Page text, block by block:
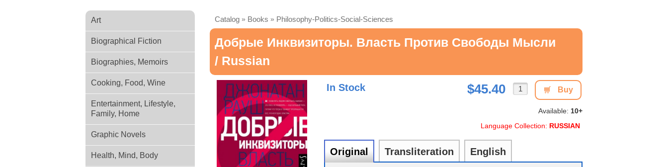
Art
Biographical Fiction
Biographies, Memoirs
Cooking, Food, Wine
Entertainment, Lifestyle,
Family, Home
Graphic Novels
Health, Mind, Body
Catalog » Books » Philosophy-Politics-Social-Sciences
Добрые Инквизиторы. Власть Против Свободы Мысли
/ Russian
In Stock Buy
$45.40
Available: 10+
Language Collection: RUSSIAN
Original Transliteration English